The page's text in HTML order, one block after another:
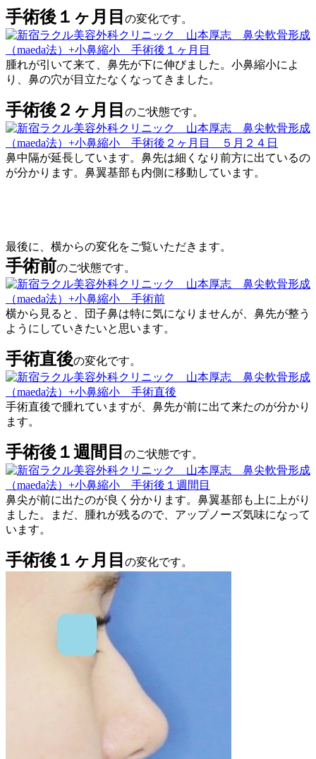
手術後１ヶ月目 の変化です。
腫れが引いて来て、鼻先が下に伸びました。小鼻縮小によ
り、鼻の穴が目立たなくなってきました。
手術後２ヶ月目 のご状態です。
鼻中隔が延長しています。鼻先は細くなり前方に出ているの
が分かります。鼻翼基部も内側に移動しています。
最後に、横からの変化をご覧いただきます。
手術前のご状態です。
横から見ると、団子鼻は特に気になりませんが、鼻先が整う
ようにしていきたいと思います。
手術直後の変化です。
手術直後で腫れていますが、鼻先が前に出て来たのが分かり
ます。
手術後１週間目 のご状態です。
鼻尖が前に出たのが良く分かります。鼻翼基部も上に上がり
ました。まだ、腫れが残るので、アップノーズ気味になって
います。
手術後１ヶ月目 の変化です。